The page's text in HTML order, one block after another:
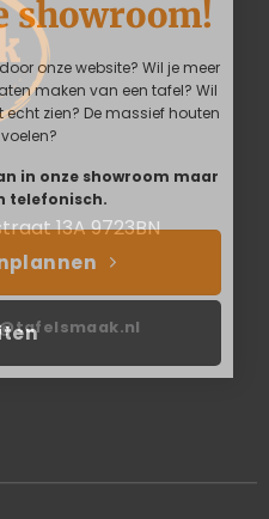
showroom!
onze website? Wil je meer
maken van een tafel? Wil
zien? De massief houten
in onze showroom maar
telefonisch.
13A 9723BN